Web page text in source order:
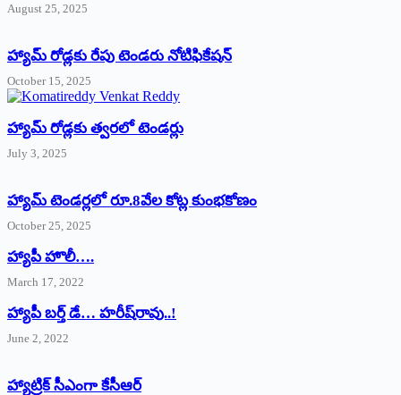
August 25, 2025
హ్యామ్‌ రోడ్లకు రేపు టెండరు నోటిఫికేషన్‌
October 15, 2025
హ్యామ్‌ రోడ్లకు త్వరలో టెండర్లు
July 3, 2025
హ్యామ్‌ ‌టెండర్లలో రూ.8వేల కోట్ల కుంభకోణం
October 25, 2025
హ్యాపీ హొలీ….
March 17, 2022
హ్యాపీ బర్త్ ‌డే… హరీష్‌రావు..!
June 2, 2022
హ్యాట్రిక్‌ ‌సీఎంగా కేసీఆర్‌